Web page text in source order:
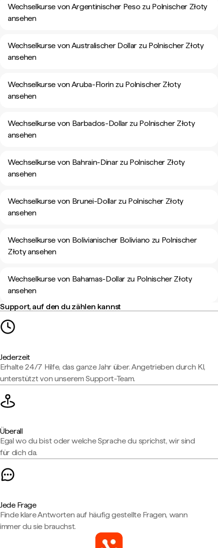
Wechselkurse von Argentinischer Peso zu Polnischer Złoty
ansehen
Wechselkurse von Australischer Dollar zu Polnischer Złoty
ansehen
Wechselkurse von Aruba-Florin zu Polnischer Złoty
ansehen
Wechselkurse von Barbados-Dollar zu Polnischer Złoty
ansehen
Wechselkurse von Bahrain-Dinar zu Polnischer Złoty
ansehen
Wechselkurse von Brunei-Dollar zu Polnischer Złoty
ansehen
Wechselkurse von Bolivianischer Boliviano zu Polnischer
Złoty ansehen
Wechselkurse von Bahamas-Dollar zu Polnischer Złoty
ansehen
Support, auf den du zählen kannst
Jederzeit
Erhalte 24/7 Hilfe, das ganze Jahr über. Angetrieben durch KI,
unterstützt von unserem Support-Team.
Überall
Egal wo du bist oder welche Sprache du sprichst, wir sind
für dich da.
Jede Frage
Finde klare Antworten auf häufig gestellte Fragen, wann
immer du sie brauchst.